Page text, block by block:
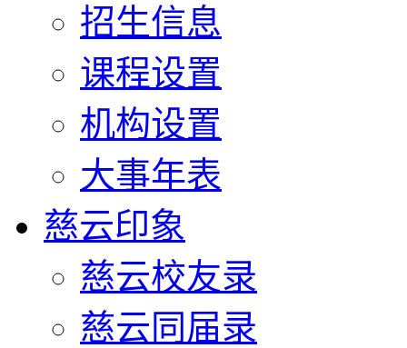
招生信息
课程设置
机构设置
大事年表
慈云印象
慈云校友录
慈云同届录